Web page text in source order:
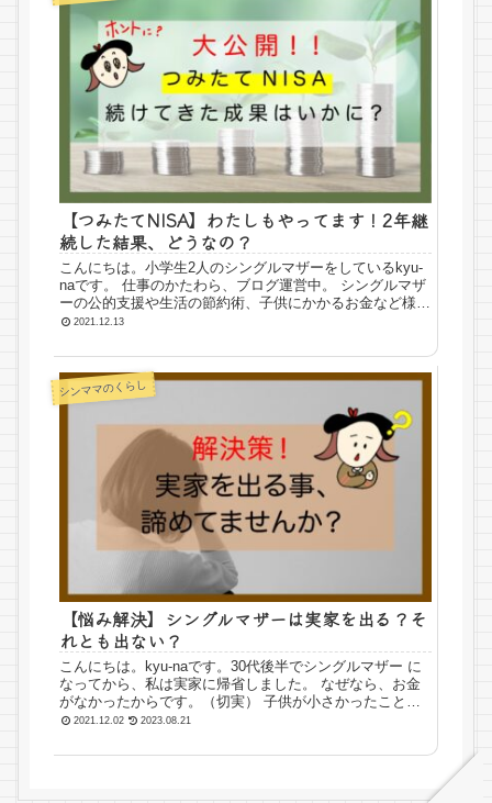
【つみたてNISA】わたしもやってます！2年継
続した結果、どうなの？
こんにちは。小学生2人のシングルマザーをしているkyu-
naです。 仕事のかたわら、ブログ運営中。 シングルマザ
ーの公的支援や生活の節約術、子供にかかるお金など様々
なジャンルを経験と知識でこなしているところです。 実
2021.12.13
シンママのくらし
【悩み解決】シングルマザーは実家を出る？そ
れとも出ない？
こんにちは。kyu-naです。30代後半でシングルマザー に
なってから、私は実家に帰省しました。 なぜなら、お金
がなかったからです。（切実） 子供が小さかったことも
あり、専業主婦で子供や家のことをしていました。しか
2021.12.02 2023.08.21